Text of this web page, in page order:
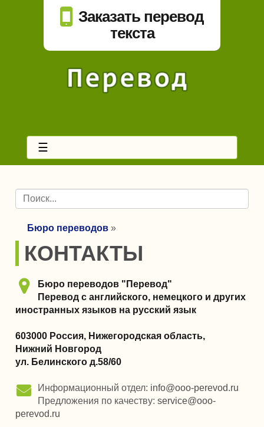
Заказать перевод
текста
☰
Бюро переводов »
КОНТАКТЫ
Бюро переводов "Перевод"
Перевод с английского, немецкого и других
иностранных языков на русский язык
603000 Россия, Нижегородская область,
Нижний Новгород
ул. Белинского д.58/60
Информационный отдел: info@ooo-perevod.ru
Предложения по качеству:service@ooo-
perevod.ru